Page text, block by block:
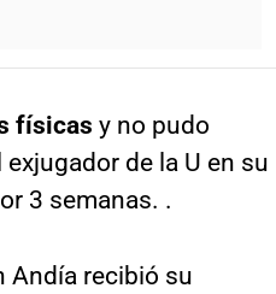
físicas y no pudo
de la U en su
3 semanas. .
Andía recibió su